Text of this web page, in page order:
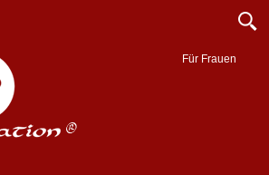
Für Frauen
Suche